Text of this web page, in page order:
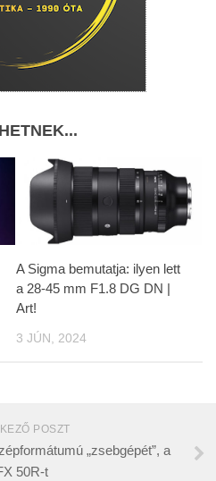
A Sigma bemutatja: ilyen lett
a 28-45 mm F1.8 DG DN |
Art!
3 JÚN, 2024
POSZT
„zsebgépét”, a
50R-t